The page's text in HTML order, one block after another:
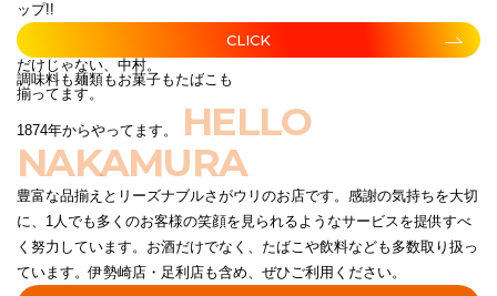
ップ!!
CLICK
だけじゃない、中村。
調味料も麺類もお菓子もたばこも
揃ってます。
1874年からやってます。
HELLO
NAKAMURA
豊富な品揃えとリーズナブルさがウリのお店です。感謝の気持ちを大切
に、1人でも多くのお客様の笑顔を見られるようなサービスを提供すべ
く努力しています。お酒だけでなく、たばこや飲料なども多数取り扱っ
ています。伊勢崎店・足利店も含め、ぜひご利用ください。